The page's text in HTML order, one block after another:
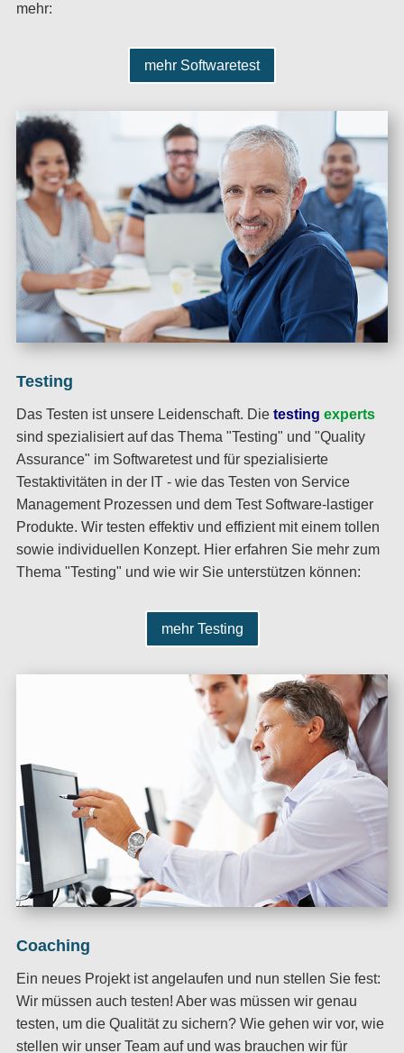
mehr:
mehr Softwaretest
Testing
Das Testen ist unsere Leidenschaft. Die testing experts
sind spezialisiert auf das Thema "Testing" und "Quality
Assurance" im Softwaretest und für spezialisierte
Testaktivitäten in der IT - wie das Testen von Service
Management Prozessen und dem Test Software-lastiger
Produkte. Wir testen effektiv und effizient mit einem tollen
sowie individuellen Konzept. Hier erfahren Sie mehr zum
Thema "Testing" und wie wir Sie unterstützen können:
mehr Testing
Coaching
Ein neues Projekt ist angelaufen und nun stellen Sie fest:
Wir müssen auch testen! Aber was müssen wir genau
testen, um die Qualität zu sichern? Wie gehen wir vor, wie
stellen wir unser Team auf und was brauchen wir für